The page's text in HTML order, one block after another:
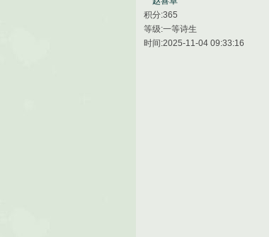
积分:365
等级:一等诗生
时间:2025-11-04 09:33:16